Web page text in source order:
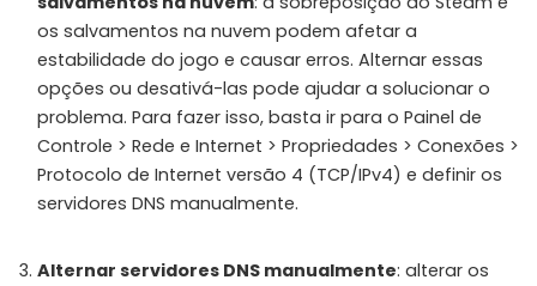
🏆 Steam Games Giveaways
Global contests to win full Steam games & gift cards
🚫Zero Ads • Zero Spam
No promotions, no junk — just pure gaming content
📲Instant Telegram Delivery
Everything arrives directly — faster than websites or email
Exclusive guides & secrets never published anywhere else
os salvamentos na nuvem podem afetar a
estabilidade do jogo e causar erros. Alternar essas
opções ou desativá-las pode ajudar a solucionar o
problema. Para fazer isso, basta ir para o Painel de
Controle > Rede e Internet > Propriedades > Conexões >
Protocolo de Internet versão 4 (TCP/IPv4) e definir os
servidores DNS manualmente.
Alternar servidores DNS manualmente: alterar os